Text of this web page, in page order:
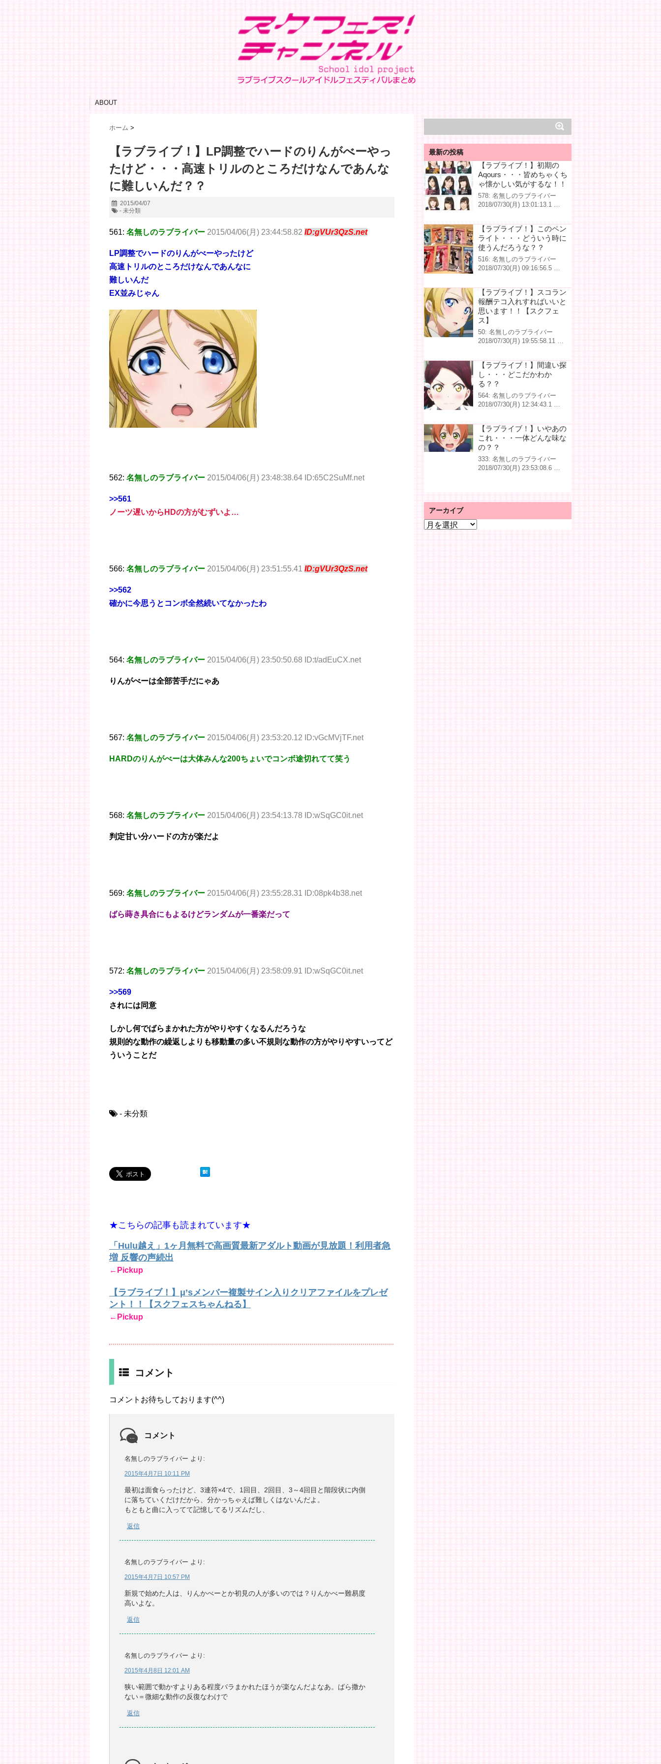
ABOUT
ホーム >
【ラブライブ！】LP調整でハードのりんがべーやっ
たけど・・・高速トリルのところだけなんであんな
に難しいんだ？？
2015/04/07
- 未分類
561: 名無しのラブライバー 2015/04/06(月) 23:44:58.82 ID:gVUr3QzS.net
LP調整でハードのりんがべーやったけど
高速トリルのところだけなんであんなに
難しいんだ
EX並みじゃん
562: 名無しのラブライバー 2015/04/06(月) 23:48:38.64 ID:65C2SuMf.net
>>561
ノーツ遅いからHDの方がむずいよ…
566: 名無しのラブライバー 2015/04/06(月) 23:51:55.41 ID:gVUr3QzS.net
>>562
確かに今思うとコンボ全然続いてなかったわ
564: 名無しのラブライバー 2015/04/06(月) 23:50:50.68 ID:t/adEuCX.net
りんがべーは全部苦手だにゃあ
567: 名無しのラブライバー 2015/04/06(月) 23:53:20.12 ID:vGcMVjTF.net
HARDのりんがべーは大体みんな200ちょいでコンボ途切れてて笑う
568: 名無しのラブライバー 2015/04/06(月) 23:54:13.78 ID:wSqGC0it.net
判定甘い分ハードの方が楽だよ
569: 名無しのラブライバー 2015/04/06(月) 23:55:28.31 ID:08pk4b38.net
ばら蒔き具合にもよるけどランダムが一番楽だって
572: 名無しのラブライバー 2015/04/06(月) 23:58:09.91 ID:wSqGC0it.net
>>569
されには同意
しかし何でばらまかれた方がやりやすくなるんだろうな
規則的な動作の繰返しよりも移動量の多い不規則な動作の方がやりやすいってど
ういうことだ
- 未分類
★こちらの記事も読まれています★
「Hulu越え」1ヶ月無料で高画質最新アダルト動画が見放題！利用者急
増 反響の声続出
←Pickup
【ラブライブ！】μ’sメンバー複製サイン入りクリアファイルをプレゼ
ント！！【スクフェスちゃんねる】
←Pickup
コメント
コメントお待ちしております(^^)
コメント
名無しのラブライバー より:
2015年4月7日 10:11 PM
最初は面食らったけど、3連符×4で、1回目、2回目、3～4回目と階段状に内側
に落ちていくだけだから、分かっちゃえば難しくはないんだよ。
もともと曲に入ってて記憶してるリズムだし、
返信
名無しのラブライバー より:
2015年4月7日 10:57 PM
新規で始めた人は、りんかべーとか初見の人が多いのでは？りんかべー難易度
高いよな。
返信
名無しのラブライバー より:
2015年4月8日 12:01 AM
狭い範囲で動かすよりある程度バラまかれたほうが楽なんだよなあ。ばら撒か
ない＝微細な動作の反復なわけで
返信
最新の投稿
【ラブライブ！】初期の
Aqours・・・皆めちゃくち
ゃ懐かしい気がするな！！
578: 名無しのラブライバー
2018/07/30(月) 13:01:13.1 …
【ラブライブ！】このペン
ライト・・・どういう時に
使うんだろうな？？
516: 名無しのラブライバー
2018/07/30(月) 09:16:56.5 …
【ラブライブ！】スコラン
報酬テコ入れすればいいと
思います！！【スクフェ
ス】
50: 名無しのラブライバー
2018/07/30(月) 19:55:58.11 …
【ラブライブ！】間違い探
し・・・どこだかわか
る？？
564: 名無しのラブライバー
2018/07/30(月) 12:34:43.1 …
【ラブライブ！】いやあの
これ・・・一体どんな味な
の？？
333: 名無しのラブライバー
2018/07/30(月) 23:53:08.6 …
アーカイブ
ア